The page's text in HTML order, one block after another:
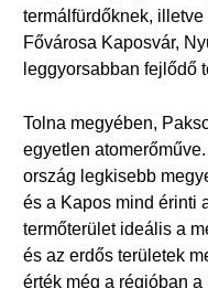
termálfürdőknek,
Fővárosa Kaposvár,
leggyorsabban fejlődő
Tolna megyében,
egyetlen
ország legkisebb
és a Kapos mind érinti
termőterület ideális a
és az erdős területek
érték még a régióban